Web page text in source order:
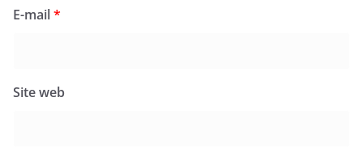
E-mail*
Site web